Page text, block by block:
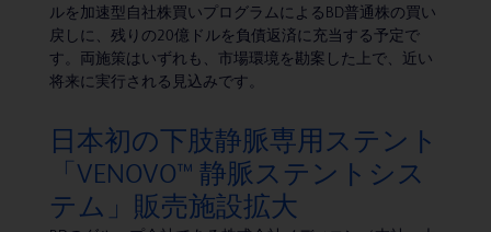
ルを加速型自社株買いプログラムによるBD普通株の買い
戻しに、残りの20億ドルを負債返済に充当する予定で
す。両施策はいずれも、市場環境を勘案した上で、近い
将来に実行される見込みです。
日本初の下肢静脈専用ステント
「VENOVO™ 静脈ステントシス
テム」販売施設拡大